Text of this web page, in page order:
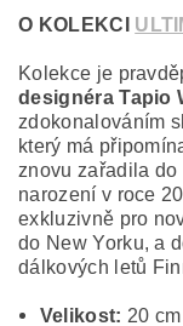
O KOLEKCI
Kolekce je
designéra Tapio
zdokonalováním
který má
znovu zařadila
narození v roce
exkluzivně pro
do New Yorku, a
dálkových letů
Velikost: 20 cm